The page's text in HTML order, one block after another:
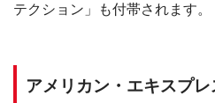
テクション」も付帯されます。
アメリカン・エキスプレ